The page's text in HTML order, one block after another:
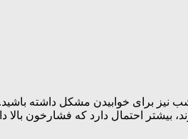
برای خوابیدن مشکل داشته
احتمال دارد که فشارخون بالا